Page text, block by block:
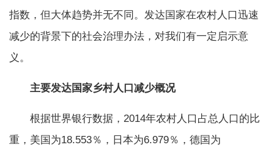
指数，但大体趋势并无不同。发达国家在农村人口迅速
减少的背景下的社会治理办法，对我们有一定启示意
义。
主要发达国家乡村人口减少概况
根据世界银行数据，2014年农村人口占总人口的比
重，美国为18.553％，日本为6.979％，德国为